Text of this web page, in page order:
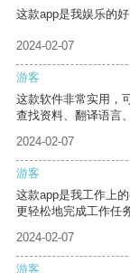
这款app是我娱乐的
2024-02-07
游客
这款软件非常实用，
查找资料、翻译语言
2024-02-07
游客
这款app是我工作上
更轻松地完成工作任务
2024-02-07
游客